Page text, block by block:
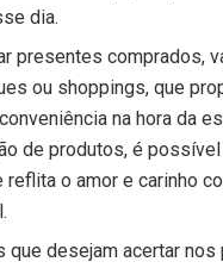
dia.
presentes comprados,
ou shoppings, que
na hora da
de produtos, é
reflita o amor e carinho
que desejam acertar